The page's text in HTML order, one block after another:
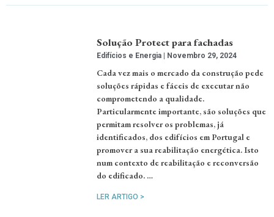
Solução Protect para fachadas
Edifícios e Energia Novembro 29, 2024
Cada vez mais o mercado da construção pede
soluções rápidas e fáceis de executar não
comprometendo a qualidade.
Particularmente importante, são soluções que
permitam resolver os problemas, já
identificados, dos edifícios em Portugal e
promover a sua reabilitação energética. Isto
num contexto de reabilitação e reconversão
do edificado. …
LER ARTIGO >